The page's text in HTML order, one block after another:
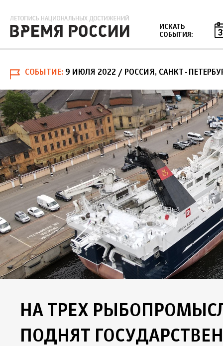
ИСКАТЬ
СОБЫТИЯ:
СОБЫТИЕ 9 ИЮЛЯ 2022 / РОССИЯ, САНКТ-
НА ТРЕХ
ПОДНЯТ